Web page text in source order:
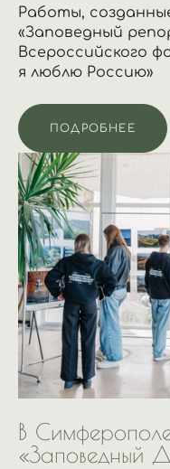
Работы,
«Заповедный
Всероссийского
я люблю Россию»
ПОДРОБНЕЕ
В
«Заповедный